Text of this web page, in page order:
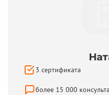
3 сертификата
более 15 000